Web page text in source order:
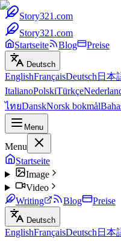
Story321.com
Story321.com
Startseite
Blog Preise
Deutsch
EnglishFrançaisDeutsch 日本
ItalianoPolskiTürkçe
ไทยDanskNorsk bokmål
Menu
Menu
Startseite
Image
Video
Writing
Blog Preise
Deutsch
EnglishFrançaisDeutsch 日本